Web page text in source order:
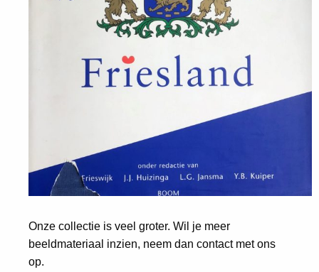
Onze collectie is veel groter. Wil je meer
beeldmateriaal inzien, neem dan contact met ons
op.